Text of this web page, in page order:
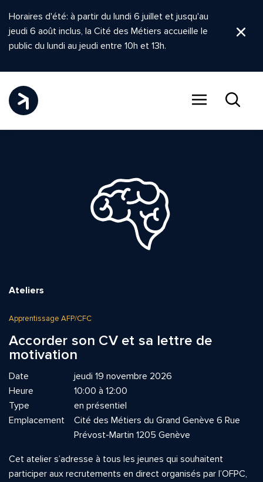
Horaires d'été: à partir du lundi 6 juillet et jusqu'au
jeudi 6 août inclus, la Cité des Métiers accueille le
public du lundi au jeudi entre 10h et 13h.
Ateliers
Apprentissage AFP/CFC
Accorder son CV et sa lettre de
motivation
Date
jeudi 19 novembre 2026
Heure
10:00 à 12:00
Type
en présentiel
Emplacement
Cité des Métiers du Grand Genève 6 Rue
Prévost-Martin 1205 Genève
Cet atelier s’adresse à tous les jeunes qui souhaitent
participer aux recrutements en direct organisés par l’OFPC,